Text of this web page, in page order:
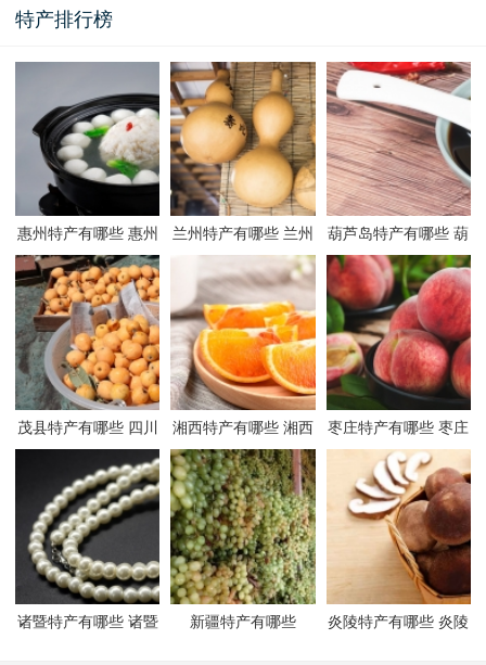
特产排行榜
惠州特产有哪些 惠州
有哪些特产
兰州特产有哪些 兰州
有哪些特产
葫芦岛特产有哪些 葫
芦岛有哪些特产
茂县特产有哪些 四川
茂县有哪些特产
湘西特产有哪些 湘西
有哪些特产
枣庄特产有哪些 枣庄
有哪些特产
诸暨特产有哪些 诸暨
新疆特产有哪些
炎陵特产有哪些 炎陵